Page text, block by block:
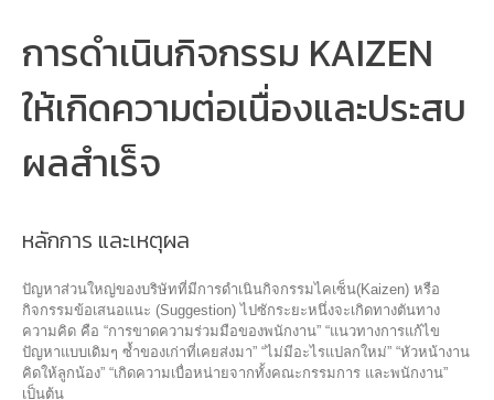
การดำเนินกิจกรรม KAIZEN
ให้เกิดความต่อเนื่องและประสบ
ผลสำเร็จ
หลักการ และเหตุผล
ปัญหาส่วนใหญ่ของบริษัทที่มีการดำเนินกิจกรรมไคเซ็น(Kaizen) หรือ
กิจกรรมข้อเสนอแนะ (Suggestion) ไปซักระยะหนึ่งจะเกิดทางตันทาง
ความคิด คือ “การขาดความร่วมมือของพนักงาน” “แนวทางการแก้ไข
ปัญหาแบบเดิมๆ ซ้ำของเก่าที่เคยส่งมา” “ไม่มีอะไรแปลกใหม่” “หัวหน้างาน
คิดให้ลูกน้อง” “เกิดความเบื่อหน่ายจากทั้งคณะกรรมการ และพนักงาน”
เป็นต้น